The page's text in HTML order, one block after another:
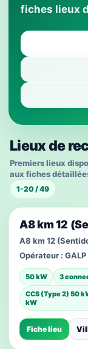
fiches lieux
Lieux de
Premiers lieux
aux fiches
1-20 / 49
A8 km 12
A8 km 12
Opérateur :
50 kW
3
CCS (Type 2) 50
kW
Fiche lieu